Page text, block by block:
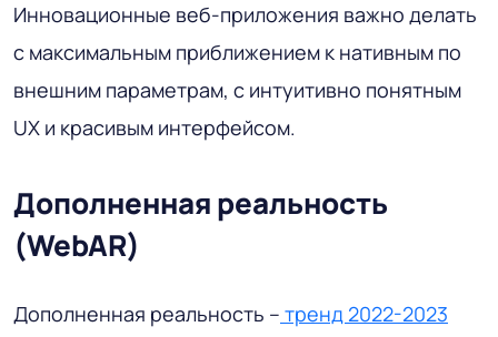
Инновационные веб-приложения важно делать
с максимальным приближением к нативным по
внешним параметрам, с интуитивно понятным
UX и красивым интерфейсом.
Дополненная реальность
(WebAR)
Дополненная реальность – тренд 2022-2023